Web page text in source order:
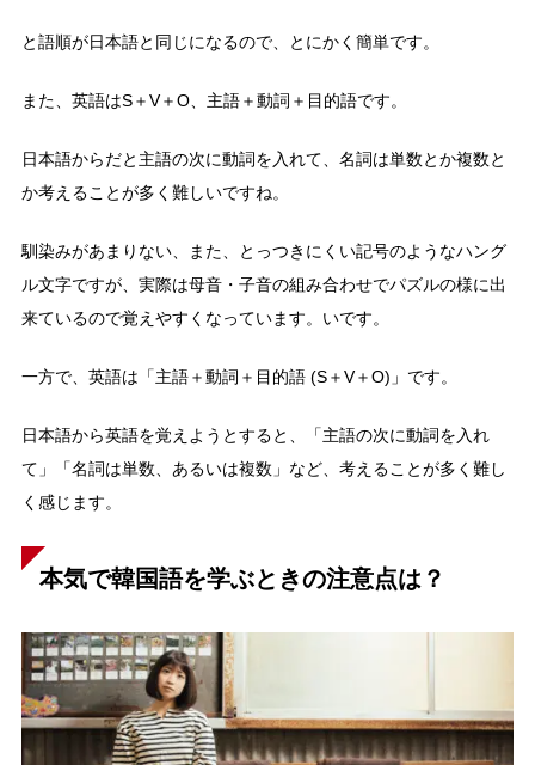
と語順が日本語と同じになるので、とにかく簡単です。
また、英語はS＋V＋O、主語＋動詞＋目的語です。
日本語からだと主語の次に動詞を入れて、名詞は単数とか複数と
か考えることが多く難しいですね。
馴染みがあまりない、また、とっつきにくい記号のようなハング
ル文字ですが、実際は母音・子音の組み合わせでパズルの様に出
来ているので覚えやすくなっています。いです。
一方で、英語は「主語＋動詞＋目的語 (S＋V＋O)」です。
日本語から英語を覚えようとすると、「主語の次に動詞を入れ
て」「名詞は単数、あるいは複数」など、考えることが多く難し
く感じます。
本気で韓国語を学ぶときの注意点は？